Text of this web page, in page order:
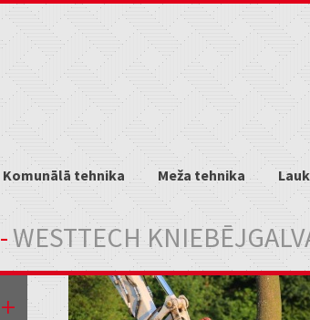
Komunālā tehnika Meža tehnika
-WESTTECH